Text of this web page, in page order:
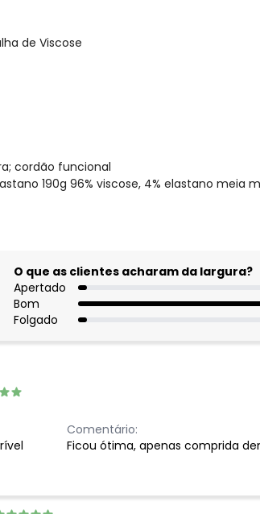
de Viscose
cordão funcional
190g 96% viscose, 4% elastano meia
O que as clientes acharam da largura?
Apertado
Bom
Folgado
Comentário:
Ficou ótima, apenas comprida